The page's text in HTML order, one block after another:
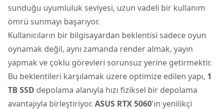
sunduğu uyumluluk seviyesi, uzun vadeli bir kullanım
ömrü sunmayı başarıyor.
Kullanıcıların bir bilgisayardan beklentisi sadece oyun
oynamak değil, aynı zamanda render almak, yayın
yapmak ve çoklu görevleri sorunsuz yerine getirmektir.
Bu beklentileri karşılamak üzere optimize edilen yapı, 1
TB SSD depolama alanıyla hızı fiziksel bir depolama
avantajıyla birleştiriyor. ASUS RTX 5060'ın yenilikçi